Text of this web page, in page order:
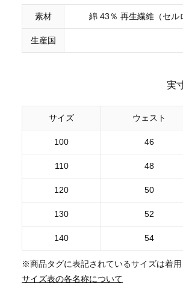
素材 綿 43％ 再生繊維（セル
生産国
実
サイズ ウェスト
100 46
110 48
120 50
130 52
140 54
※商品タグに表記されているサイズは着
サイズ表の各名称について